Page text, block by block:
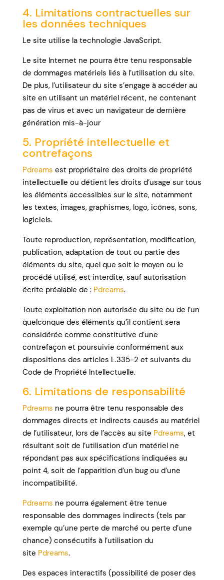
4. Limitations contractuelles sur
les données techniques
Le site utilise la technologie JavaScript.
Le site Internet ne pourra être tenu responsable
de dommages matériels liés à l’utilisation du site.
De plus, l’utilisateur du site s’engage à accéder au
site en utilisant un matériel récent, ne contenant
pas de virus et avec un navigateur de dernière
génération mis-à-jour
5. Propriété intellectuelle et
contrefaçons
Pdreams est propriétaire des droits de propriété
intellectuelle ou détient les droits d’usage sur tous
les éléments accessibles sur le site, notamment
les textes, images, graphismes, logo, icônes, sons,
logiciels.
Toute reproduction, représentation, modification,
publication, adaptation de tout ou partie des
éléments du site, quel que soit le moyen ou le
procédé utilisé, est interdite, sauf autorisation
écrite préalable de : Pdreams.
Toute exploitation non autorisée du site ou de l’un
quelconque des éléments qu’il contient sera
considérée comme constitutive d’une
contrefaçon et poursuivie conformément aux
dispositions des articles L.335-2 et suivants du
Code de Propriété Intellectuelle.
6. Limitations de responsabilité
Pdreams ne pourra être tenu responsable des
dommages directs et indirects causés au matériel
de l’utilisateur, lors de l’accès au site Pdreams, et
résultant soit de l’utilisation d’un matériel ne
répondant pas aux spécifications indiquées au
point 4, soit de l’apparition d’un bug ou d’une
incompatibilité.
Pdreams ne pourra également être tenue
responsable des dommages indirects (tels par
exemple qu’une perte de marché ou perte d’une
chance) consécutifs à l’utilisation du
site Pdreams.
Des espaces interactifs (possibilité de poser des